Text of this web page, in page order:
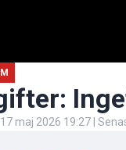
17 maj 2026 19:27 |